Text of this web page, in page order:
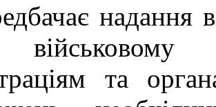
надання
військовому
та